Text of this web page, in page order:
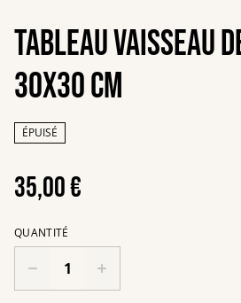
Tableau vaisseau
30x30 cm
ÉPUISÉ
35,00 €
QUANTITÉ